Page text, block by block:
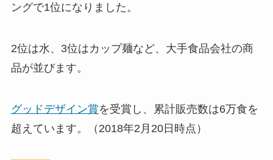
ングで1位になりました。
2位は水、3位はカップ麺など、大手食品会社の商
品が並びます。
グッドデザイン賞を受賞し、累計販売数は6万食を
超えています。（2018年2月20日時点）